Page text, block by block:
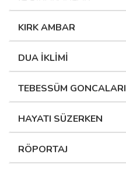
KIRK AMBAR
DUA İKLİMİ
TEBESSÜM GONCALARI
HAYATI SÜZERKEN
RÖPORTAJ